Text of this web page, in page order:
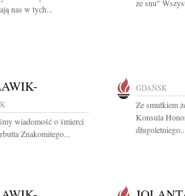
nas w tych...
ze snu"
wiadomość o śmierci
Znakomitego...
GDAŃSK
Ze smutkiem
Konsula